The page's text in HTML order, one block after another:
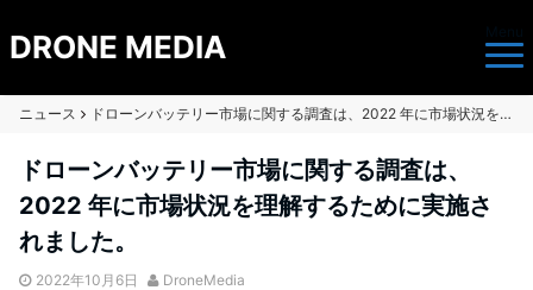
DRONE MEDIA
ニュース ドローンバッテリー市場に関する調査は、2022 年に市場状況を理解するために実施されました。
ドローンバッテリー市場に関する調査は、
2022 年に市場状況を理解するために実施さ
れました。
2022年10月6日 DroneMedia